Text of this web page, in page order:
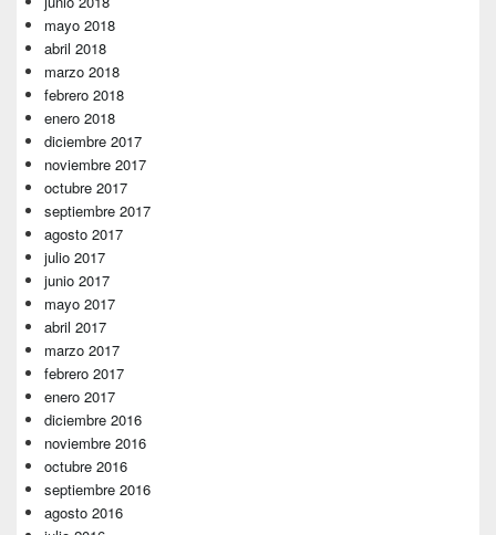
mayo 2018
abril 2018
marzo 2018
febrero 2018
enero 2018
diciembre 2017
noviembre 2017
octubre 2017
septiembre 2017
agosto 2017
julio 2017
junio 2017
mayo 2017
abril 2017
marzo 2017
febrero 2017
enero 2017
diciembre 2016
noviembre 2016
octubre 2016
septiembre 2016
agosto 2016